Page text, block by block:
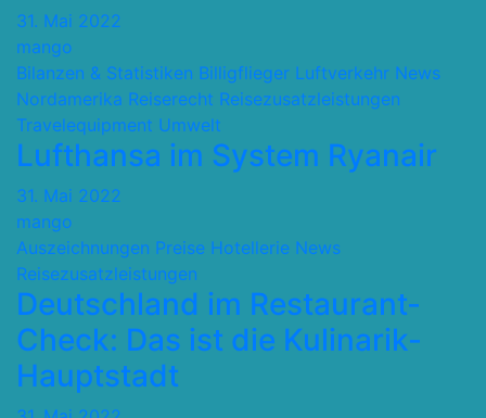
31. Mai 2022
mango
Bilanzen & Statistiken Billigflieger Luftverkehr News
Nordamerika Reiserecht Reisezusatzleistungen
Travelequipment Umwelt
Lufthansa im System Ryanair
31. Mai 2022
mango
Auszeichnungen Preise Hotellerie News
Reisezusatzleistungen
Deutschland im Restaurant-
Check: Das ist die Kulinarik-
Hauptstadt